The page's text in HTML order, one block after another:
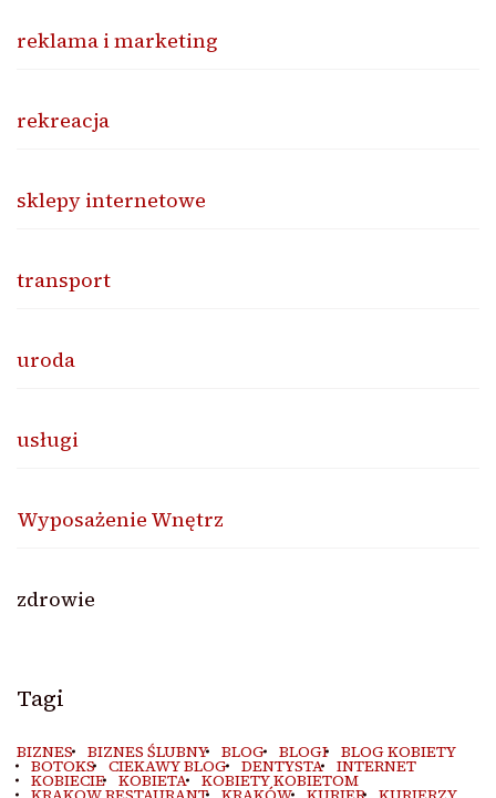
reklama i marketing
rekreacja
sklepy internetowe
transport
uroda
usługi
Wyposażenie Wnętrz
zdrowie
Tagi
BIZNES BIZNES ŚLUBNY BLOG BLOGI BLOG KOBIETY
BOTOKS CIEKAWY BLOG DENTYSTA INTERNET
KOBIECIE KOBIETA KOBIETY KOBIETOM